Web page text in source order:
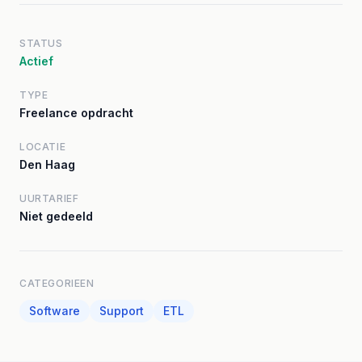
STATUS
Actief
TYPE
Freelance opdracht
LOCATIE
Den Haag
UURTARIEF
Niet gedeeld
CATEGORIEEN
Software Support ETL